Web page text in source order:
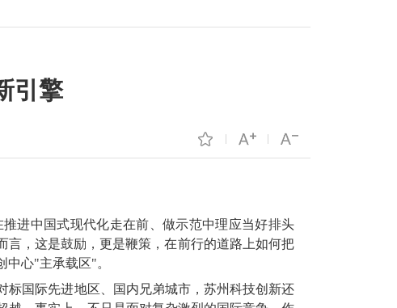
引擎
进中国式现代化走在前、做示范中理应当好排头
，这是鼓励，更是鞭策，在前行的道路上如何把
心"主承载区"。
标国际先进地区、国内兄弟城市，苏州科技创新还